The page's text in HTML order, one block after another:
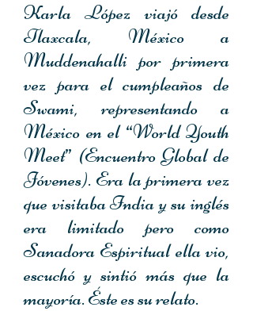
Karla López viajó desde
Tlaxcala, México a
Muddenahalli por primera
vez para el cumpleaños de
Swami, representando a
México en el “World Youth
Meet” (Encuentro Global de
Jóvenes). Era la primera vez
que visitaba India y su inglés
era limitado pero como
Sanadora Espiritual ella vio,
escuchó y sintió más que la
mayoría. Éste es su relato.